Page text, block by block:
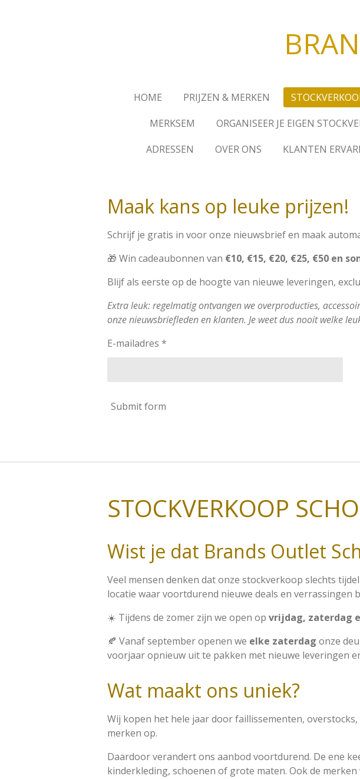
HOME PRIJZEN & MERKEN
MERKSEM
ORGANISEER JE EIGEN
ADRESSEN
OVER ONS KLANTEN
Maak kans op leuke prijzen!
Schrijf je gratis in voor onze nieuwsbrief en maak
🎁 Win cadeaubonnen van €10, €15, €20, €25, €50 en
Blijf als eerste op de hoogte van nieuwe leveringen,
Extra leuk: regelmatig ontvangen we overproducties,
onze nieuwsbriefleden en klanten. Je weet dus nooit welke
E-mailadres *
Submit form
STOCKVERKOOP
Wist je dat Brands Outlet
Veel mensen denken dat onze stockverkoop slechts
locatie waar voortdurend nieuwe deals en verrassingen
☀️ Tijdens de zomer zijn we open op vrijdag, zaterdag
🍂 Vanaf september openen we elke zaterdag onze
voorjaar opnieuw uit te pakken met nieuwe leveringen
Wat maakt ons uniek?
Wij kopen het hele jaar door faillissementen,
merken op.
Daardoor verandert ons aanbod voortdurend. De ene
kinderkleding, schoenen of grote maten. Ook de merken